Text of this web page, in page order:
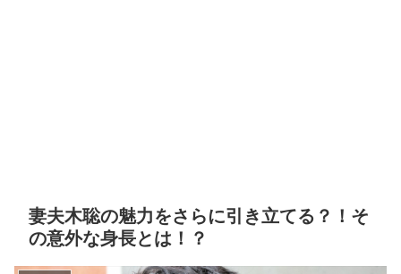
妻夫木聡の魅力をさらに引き立てる？！そ
の意外な身長とは！？